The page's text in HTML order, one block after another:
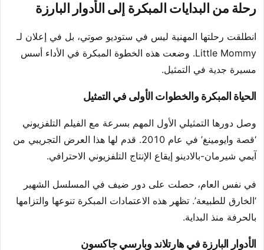
رحلة من البدايات المبكرة إلى الأدوار البارزة
انطلقت رحلتها المهنية ليس في ستوديو صوتي، بل في إعلان لـ
Little Mommy. وضعت هذه الخطوة المبكرة في الأداء أسس
مسيرة جدية في التمثيل.
الحياة المبكرة والخطوات الأولى في التمثيل
وصل دورها التمثيلي الأول المهم بسرعة مع الفيلم التلفزيوني
‘قصة وايومينغ’ في عام 2010. قدم لها هذا العرض التجريبي من
آيمي شيرمان-بالادينو إيقاع الإنتاج التلفزيوني الاحترافي.
في نفس العام، حصلت على دور ضيف في المسلسل الشهير
‘الخارق للطبيعة’. تظهر هذه الاعتمادات المبكرة تنوعها والتزامها
بالحرفة منذ البداية.
الأدوار البارزة في هارتلاند وبارسي جاكسون